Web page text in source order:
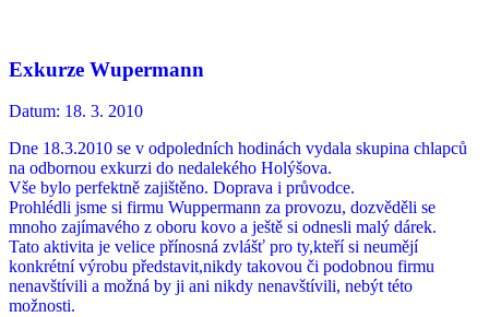
Exkurze Wupermann
Datum: 18. 3. 2010
Dne 18.3.2010 se v odpoledních hodinách vydala skupina chlapců
na odbornou exkurzi do nedalekého Holýšova.
Vše bylo perfektně zajištěno. Doprava i průvodce.
Prohlédli jsme si firmu Wuppermann za provozu, dozvěděli se
mnoho zajímavého z oboru kovo a ještě si odnesli malý dárek.
Tato aktivita je velice přínosná zvlášť pro ty,kteří si neumějí
konkrétní výrobu představit,nikdy takovou či podobnou firmu
nenavštívili a možná by ji ani nikdy nenavštívili, nebýt této
možnosti.